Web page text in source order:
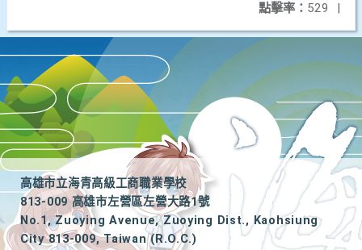
點擊率： 529 |
高雄市立海青高級工商職業學校
813-009 高雄市左營區左營大路1號
No.1, Zuoying Avenue, Zuoying Dist., Kaohsiung
City 813-009, Taiwan (R.O.C.)